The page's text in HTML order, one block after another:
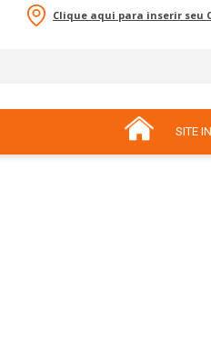
Clique aqui para inserir seu
SITE